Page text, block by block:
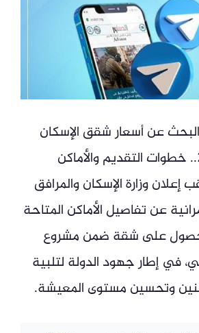
عن أسعار شقق الإسكان
الاجتماعي 2026.. خطوات التقديم والأماكن
إعلان وزارة الإسكان والمرافق
عن تفاصيل الأماكن المتاحة
على شقة ضمن مشروع
في إطار جهود الدولة لتلبية
وتحسين مستوى المعيشة.